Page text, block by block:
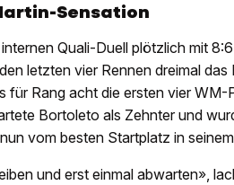
Sensation
Quali-Duell plötzlich mit
letzten vier Rennen dreimal das
für Rang acht die ersten vier WM-
Bortoleto als Zehnter und
vom besten Startplatz in
und erst einmal abwarten»,